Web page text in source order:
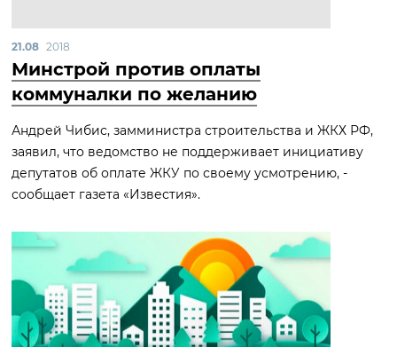
21.08 2018
Минстрой против оплаты
коммуналки по желанию
Андрей Чибис, замминистра строительства и ЖКХ РФ,
заявил, что ведомство не поддерживает инициативу
депутатов об оплате ЖКУ по своему усмотрению, -
сообщает газета «Известия».